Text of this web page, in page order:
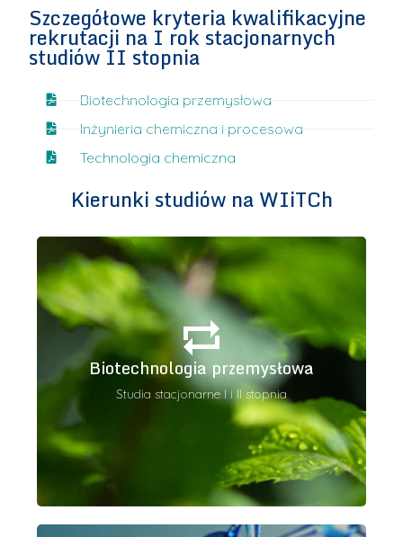
Szczegółowe kryteria kwalifikacyjne
rekrutacji na I rok stacjonarnych
studiów II stopnia
Biotechnologia przemysłowa
Inżynieria chemiczna i procesowa
Technologia chemiczna
Kierunki studiów na WIiTCh
Biotechnologia przemysłowa
Studia stacjonarne I i II stopnia
Biotechnologia przemysłowa
Specjalność Biotechnologia przemysłowa i w
ochronie środowiska
Dowiedz się więcej